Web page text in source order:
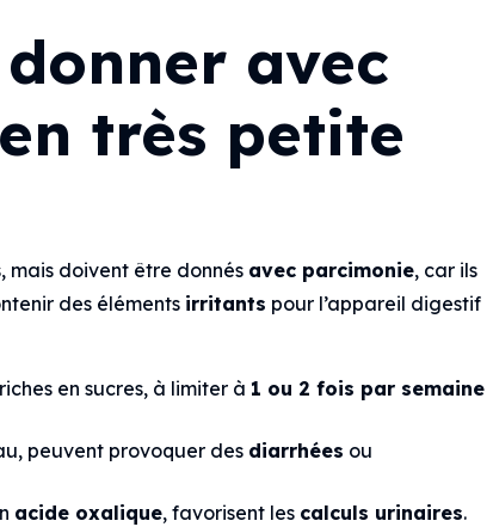
avec
très petite
mais doivent être donnés avec parcimonie, car ils
des éléments irritants pour l’appareil digestif
en sucres, à limiter à 1 ou 2 fois par semaine
peuvent provoquer des diarrhées ou
acide oxalique, favorisent les calculs urinaires.